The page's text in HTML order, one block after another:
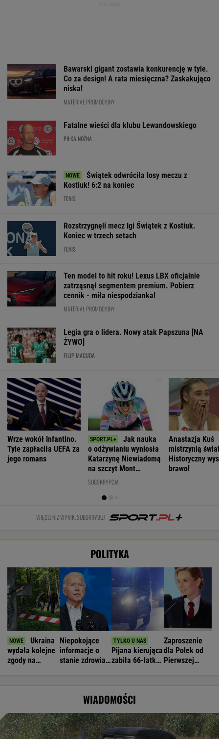
Bawarski gigant zostawia konkurencję w tyle.
Co za design! A rata miesięczna? Zaskakująco
niska!
MATERIAŁ PROMOCYJNY
Fatalne wieści dla klubu Lewandowskiego
PIŁKA NOŻNA
Świątek odwróciła losy meczu z
Kostiuk! 6:2 na koniec
TENIS
Rozstrzygnęli mecz Igi Świątek z Kostiuk.
Koniec w trzech setach
TENIS
Ten model to hit roku! Lexus LBX oficjalnie
zatrząsnął segmentem premium. Pobierz
cennik - miła niespodzianka!
MATERIAŁ PROMOCYJNY
Legia gra o lidera. Nowy atak Papszuna [NA
ŻYWO]
FILIP MACUDA
Wrze wokół Infantino.
Tyle zapłaciła UEFA za
jego romans
Jak nauka
o odżywianiu wyniosła
Katarzynę Niewiadomą
na szczyt Mont
Ventoux
SUBSKRYPCJA
Anastazja Kuś
mistrzynią
Historyczny
brawo!
WIĘCEJ NIŻ WYNIK. SUBSKRYBUJ
POLITYKA
Ukraina
wydała kolejne
zgody na
Niepokojące
informacje o
stanie zdrowia
Pijana kierująca
zabiła 66-latkę.
Zaproszenie
dla Polek od
Pierwszej
WIADOMOŚCI